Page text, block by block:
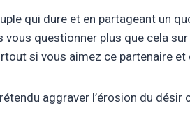
qui dure et en partageant un
questionner plus que cela
si vous aimez ce partenaire
aggraver l’érosion du